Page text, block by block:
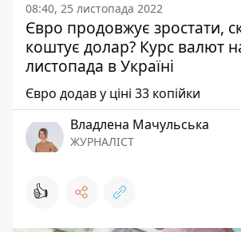
08:40, 25 листопада 2022
Євро продовжує зростати,
коштує долар? Курс валют
листопада в Україні
Євро додав у ціні 33 копійки
Владлена Мачульська
ЖУРНАЛІСТ
👍